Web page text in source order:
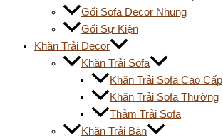
Gối Sofa Decor Nhung
Gối Sự Kiện
Khăn Trải Decor
Khăn Trải Sofa
Khăn Trải Sofa Cao Cấp
Khăn Trải Sofa Thường
Thảm Trải Sofa
Khăn Trải Bàn